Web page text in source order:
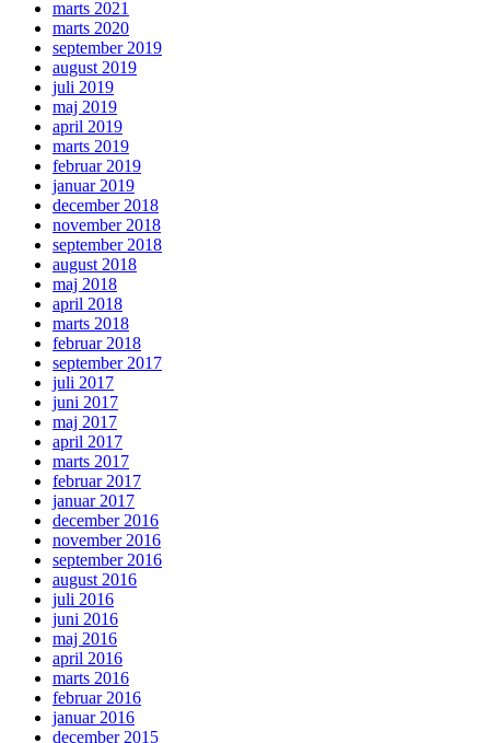
marts 2021
marts 2020
september 2019
august 2019
juli 2019
maj 2019
april 2019
marts 2019
februar 2019
januar 2019
december 2018
november 2018
september 2018
august 2018
maj 2018
april 2018
marts 2018
februar 2018
september 2017
juli 2017
juni 2017
maj 2017
april 2017
marts 2017
februar 2017
januar 2017
december 2016
november 2016
september 2016
august 2016
juli 2016
juni 2016
maj 2016
april 2016
marts 2016
februar 2016
januar 2016
december 2015